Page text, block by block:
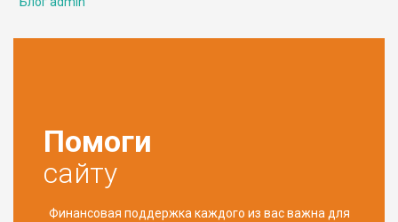
Помоги
сайту
Финансовая поддержка каждого из вас важна для